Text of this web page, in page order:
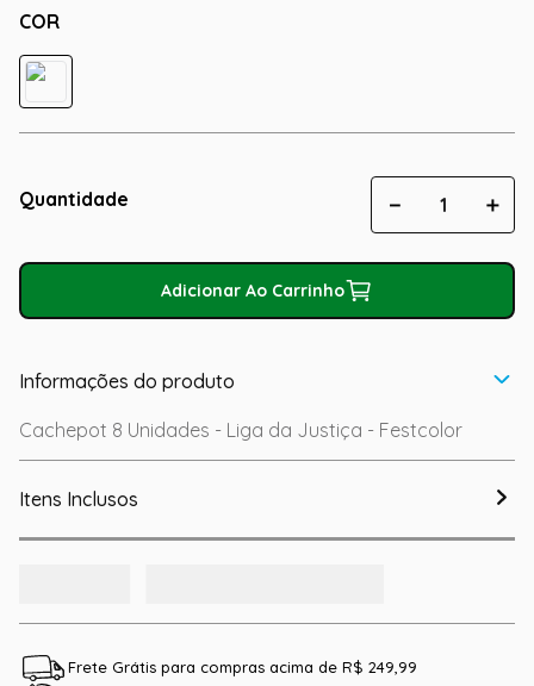
COR
Quantidade ＋
－
Adicionar Ao Carrinho
Informações do produto
Cachepot 8 Unidades - Liga da Justiça - Festcolor
Itens Inclusos
Frete Grátis para compras acima de R$ 249,99